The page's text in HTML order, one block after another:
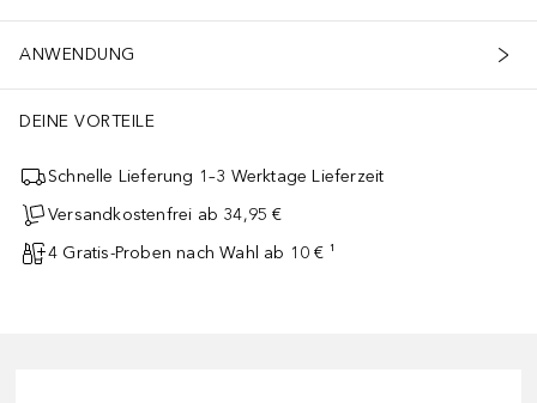
ANWENDUNG
DEINE VORTEILE
Schnelle Lieferung 1–3 Werktage Lieferzeit
Versandkostenfrei ab 34,95 €
4 Gratis-Proben nach Wahl ab 10 € ¹